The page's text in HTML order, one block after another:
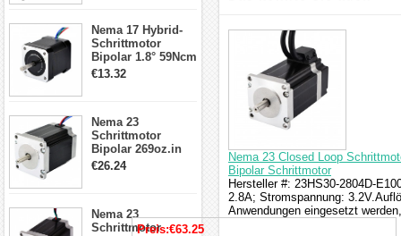
Schrittmotor
Nema 17 Hybrid-
Schrittmotor
Bipolar 1.8° 59Ncm
2A 4 Drähte mit 1m
€13.32
Nema 23
Schrittmotor
Bipolar 269oz.in
2,8A 57x57x76mm
€26.24
Nema 23
Schrittmotor
interessieren
Nema 23 Closed Loop
Bipolar Schrittmotor
Hersteller #: 23HS30-2804D-
2.8A; Stromspannung:
Anwendungen eingesetzt
Preis:€63.25